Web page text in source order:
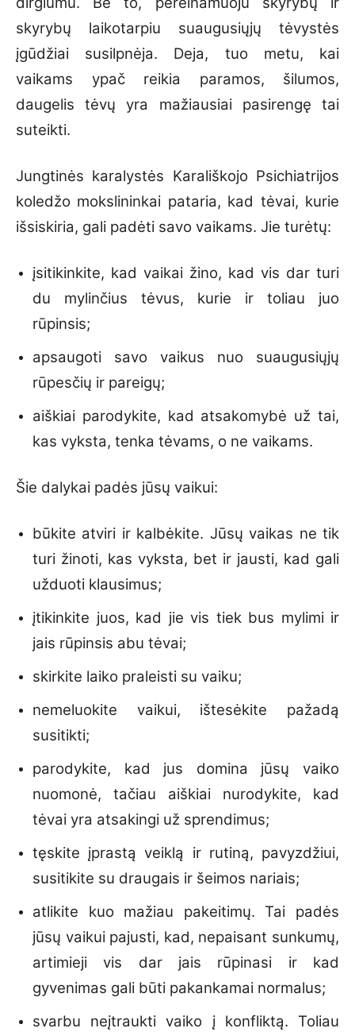
skyrybų laikotarpiu suaugusiųjų tėvystės
įgūdžiai susilpnėja. Deja, tuo metu, kai
vaikams ypač reikia paramos, šilumos,
daugelis tėvų yra mažiausiai pasirengę tai
suteikti.
Jungtinės karalystės Karališkojo Psichiatrijos
koledžo mokslininkai pataria, kad tėvai, kurie
išsiskiria, gali padėti savo vaikams. Jie turėtų:
įsitikinkite, kad vaikai žino, kad vis dar turi
du mylinčius tėvus, kurie ir toliau juo
rūpinsis;
apsaugoti savo vaikus nuo suaugusiųjų
rūpesčių ir pareigų;
aiškiai parodykite, kad atsakomybė už tai,
kas vyksta, tenka tėvams, o ne vaikams.
Šie dalykai padės jūsų vaikui:
būkite atviri ir kalbėkite. Jūsų vaikas ne tik
turi žinoti, kas vyksta, bet ir jausti, kad gali
užduoti klausimus;
įtikinkite juos, kad jie vis tiek bus mylimi ir
jais rūpinsis abu tėvai;
skirkite laiko praleisti su vaiku;
nemeluokite vaikui, ištesėkite pažadą
susitikti;
parodykite, kad jus domina jūsų vaiko
nuomonė, tačiau aiškiai nurodykite, kad
tėvai yra atsakingi už sprendimus;
tęskite įprastą veiklą ir rutiną, pavyzdžiui,
susitikite su draugais ir šeimos nariais;
atlikite kuo mažiau pakeitimų. Tai padės
jūsų vaikui pajusti, kad, nepaisant sunkumų,
artimieji vis dar jais rūpinasi ir kad
gyvenimas gali būti pakankamai normalus;
svarbu neįtraukti vaiko į konfliktą. Toliau